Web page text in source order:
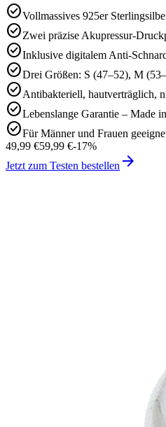
check_circleVollmassives 925er
check_circleZwei präzise Akupressur-
check_circleInklusive digitalem Anti-
check_circleDrei Größen: S (47–52), M
check_circleAntibakteriell, hautverträglich,
check_circleLebenslange Garantie – Made
check_circleFür Männer und Frauen
49,99 €59,99 €-17%
Jetzt zum Testen bestellen arrow_forward